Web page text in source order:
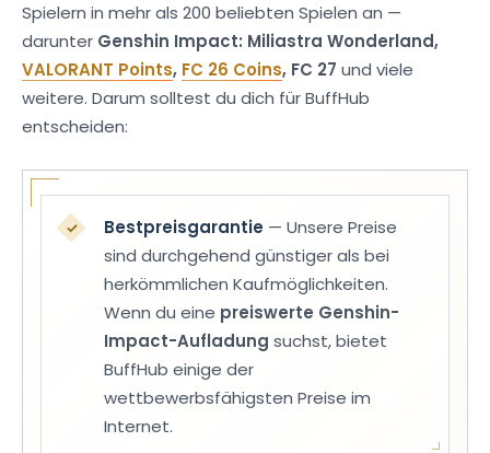
Spielern in mehr als 200 beliebten Spielen an —
darunter Genshin Impact: Miliastra Wonderland,
VALORANT Points, FC 26 Coins, FC 27 und viele
weitere. Darum solltest du dich für BuffHub
entscheiden:
✓ Bestpreisgarantie— Unsere Preise
sind durchgehend günstiger als bei
herkömmlichen Kaufmöglichkeiten.
Wenn du eine preiswerte Genshin-
Impact-Aufladung suchst, bietet
BuffHub einige der
wettbewerbsfähigsten Preise im
Internet.